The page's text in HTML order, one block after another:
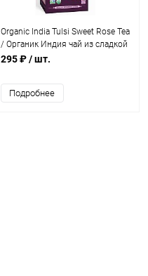
Organic India Tulsi Sweet Rose Tea
/ Органик Индия чай из сладкой
розы и Тулси 25 Чайные
295 ₽/ шт.
Подробнее